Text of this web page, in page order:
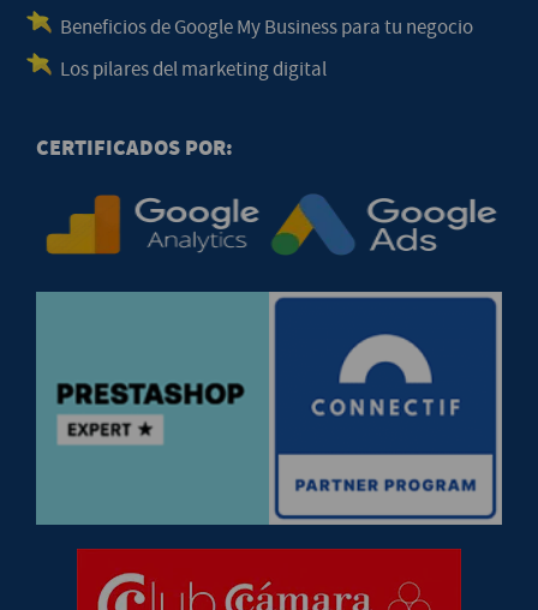
Beneficios de Google My Business para tu negocio
Los pilares del marketing digital
CERTIFICADOS POR: